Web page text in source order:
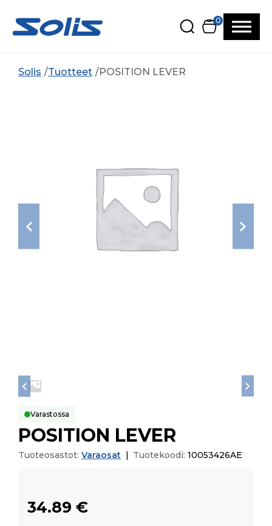
0
Solis Tuotteet POSITION LEVER
Varastossa
POSITION LEVER
Tuoteosastot: Varaosat Tuotekoodi: 10053426AE
34.89 €